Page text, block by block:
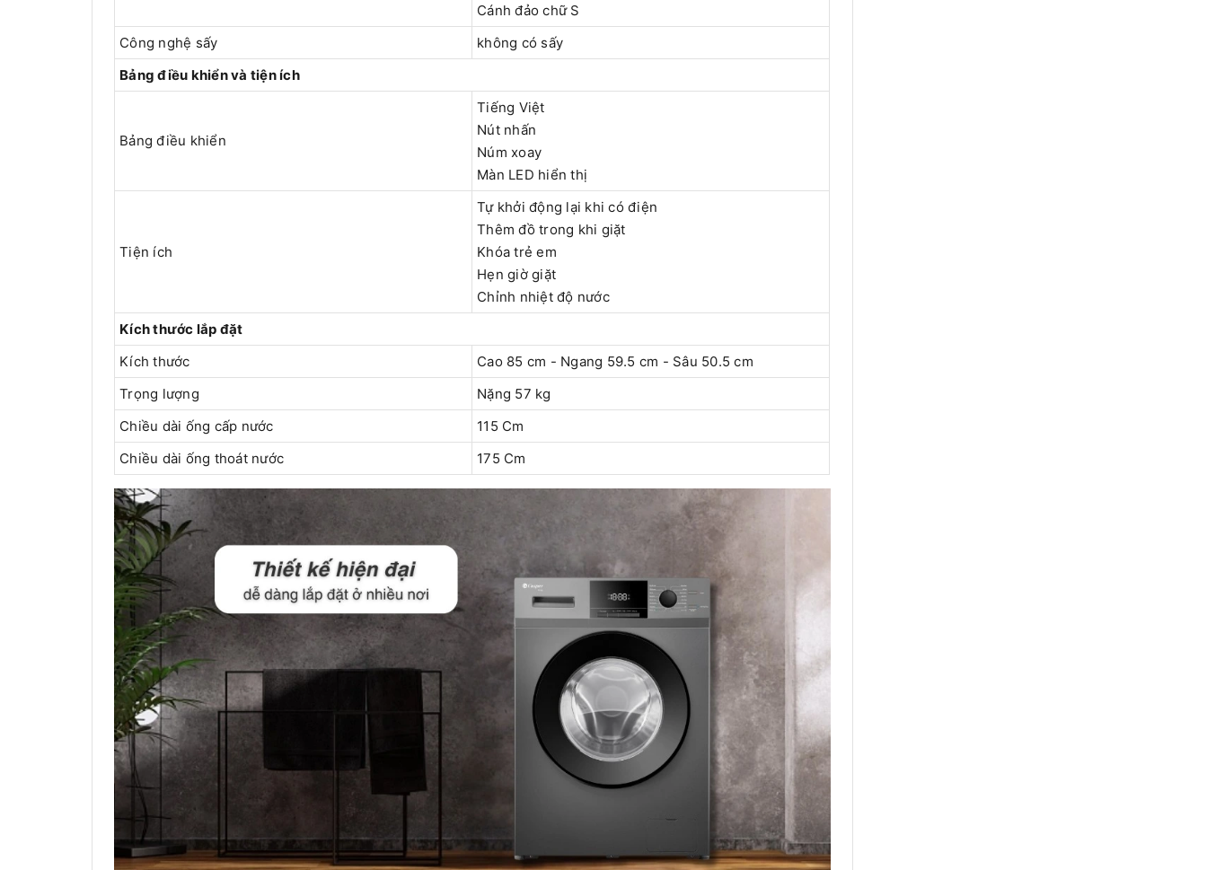
Cánh đảo chữ S
Công nghệ sấy
không có sấy
Bảng điều khiển và tiện ích
Bảng điều khiển
Tiếng Việt
Nút nhấn
Núm xoay
Màn LED hiển thị
Tiện ích
Tự khởi động lại khi có điện
Thêm đồ trong khi giặt
Khóa trẻ em
Hẹn giờ giặt
Chỉnh nhiệt độ nước
Kích thước lắp đặt
Kích thước
Cao 85 cm - Ngang 59.5 cm - Sâu 50.5 cm
Trọng lượng
Nặng 57 kg
Chiều dài ống cấp nước
115 Cm
Chiều dài ống thoát nước
175 Cm